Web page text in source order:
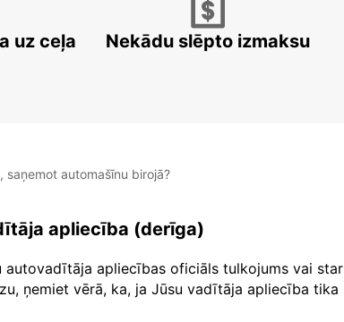
uz ceļa Nekādu slēpto izmaksu
saņemot automašīnu birojā?
apliecība (derīga)
autovadītāja apliecības oficiāls tulkojums vai
ņemiet vērā, ka, ja Jūsu vadītāja apliecība